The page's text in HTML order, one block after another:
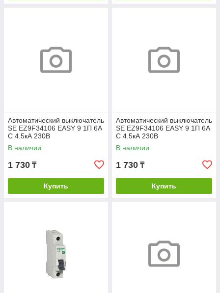
Автоматический выключатель
SE EZ9F34106 EASY 9 1П 6А
С 4.5кА 230В
В наличии
1 730 ₸
Купить
Автоматический выключатель
SE EZ9F34106 EASY 9 1П 6А
С 4.5кА 230В
В наличии
1 730 ₸
Купить